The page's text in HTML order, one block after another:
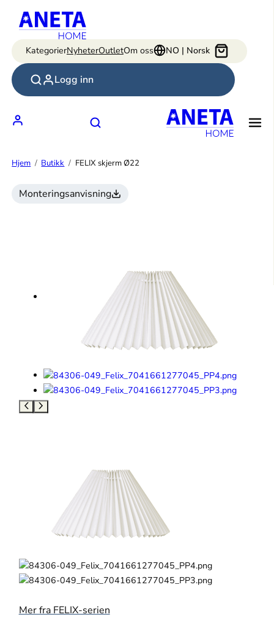
Hopp
innhold
KategorierNyheterOutletOm oss NO | Norsk
Logg inn
Hjem Butikk FELIX skjerm Ø22
Monteringsanvisning
Mer fra FELIX-serien